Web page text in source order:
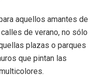
aquellos amantes de
de verano, no sólo
plazas o parques
que pintan las